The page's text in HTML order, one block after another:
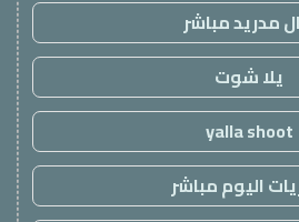
مدريد مباشر
يلا شوت
yalla shoot
اليوم مباشر